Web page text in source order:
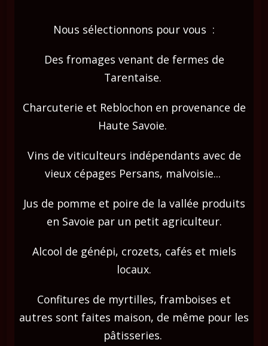
Nous sélectionnons pour vous ​ ​:
Des fromages venant de fermes de
Tarentaise. ​
Charcuterie et Reblochon en provenance de
Haute Savoie. ​
Vins de viticulteurs indépendants avec de
vieux cépages Persans, malvoisie... ​
Jus de pomme et poire de la vallée produits
en Savoie par un petit agriculteur.
Alcool de génépi, crozets, cafés et miels
locaux.
Confitures de myrtilles, framboises et
autres sont faites maison, de même pour les
pâtisseries. ​